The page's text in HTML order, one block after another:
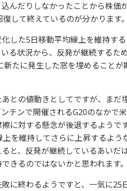
んだりしなかったことから株価
して終えているのが分かります。
した5日移動平均線上を維持す
る状況から、反発が継続するた
新たに発生した窓を埋めること
との値動きとしてですが、まだ
チンで開催されるG20のなかで
に対する懸念が後退するようで
を維持してさらに上昇するよ
と、反発が継続しているあいだ
きるのではないかと思われます。
に終わるようですと、一気に